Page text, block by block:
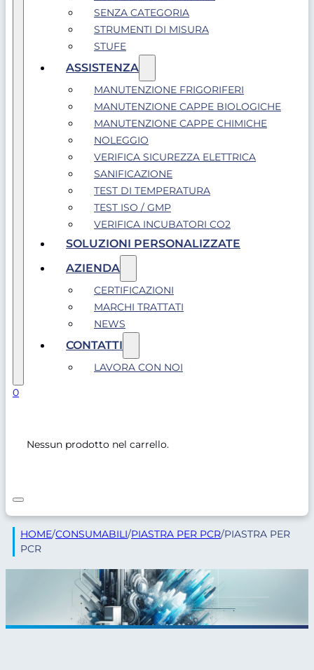
SENZA CATEGORIA
STRUMENTI DI MISURA
STUFE
ASSISTENZA
MANUTENZIONE FRIGORIFERI
MANUTENZIONE CAPPE BIOLOGICHE
MANUTENZIONE CAPPE CHIMICHE
NOLEGGIO
VERIFICA SICUREZZA ELETTRICA
SANIFICAZIONE
TEST DI TEMPERATURA
TEST ISO / GMP
VERIFICA INCUBATORI CO2
SOLUZIONI PERSONALIZZATE
AZIENDA
CERTIFICAZIONI
MARCHI TRATTATI
NEWS
CONTATTI
LAVORA CON NOI
0
Nessun prodotto nel carrello.
HOME/CONSUMABILI/PIASTRA PER PCR/PIASTRA PER
PCR